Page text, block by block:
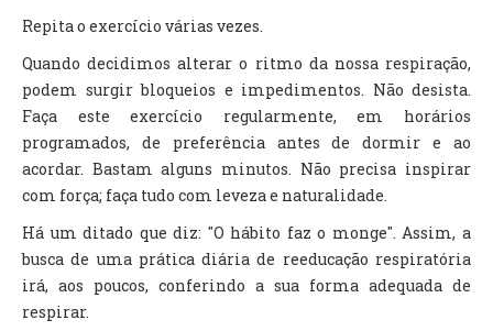
Repita o exercício várias vezes.
Quando decidimos alterar o ritmo da nossa respiração,
podem surgir bloqueios e impedimentos. Não desista.
Faça este exercício regularmente, em horários
programados, de preferência antes de dormir e ao
acordar. Bastam alguns minutos. Não precisa inspirar
com força; faça tudo com leveza e naturalidade.
Há um ditado que diz: "O hábito faz o monge". Assim, a
busca de uma prática diária de reeducação respiratória
irá, aos poucos, conferindo a sua forma adequada de
respirar.